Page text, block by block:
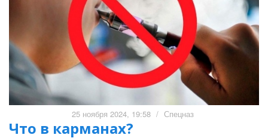
25 ноября 2024, 19:58 / Спецназ
Что в карманах?